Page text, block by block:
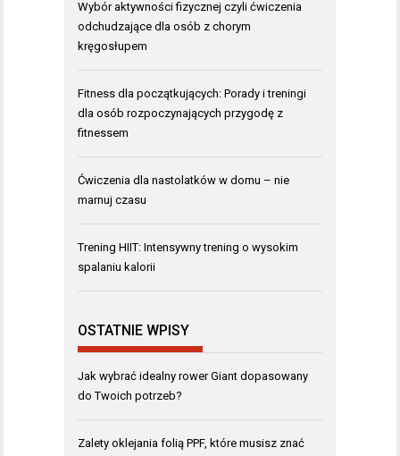
Wybór aktywności fizycznej czyli ćwiczenia
odchudzające dla osób z chorym
kręgosłupem
Fitness dla początkujących: Porady i treningi
dla osób rozpoczynających przygodę z
fitnessem
Ćwiczenia dla nastolatków w domu – nie
marnuj czasu
Trening HIIT: Intensywny trening o wysokim
spalaniu kalorii
OSTATNIE WPISY
Jak wybrać idealny rower Giant dopasowany
do Twoich potrzeb?
Zalety oklejania folią PPF, które musisz znać